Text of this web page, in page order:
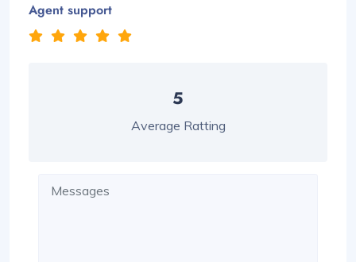
Agent support
5
Average Ratting